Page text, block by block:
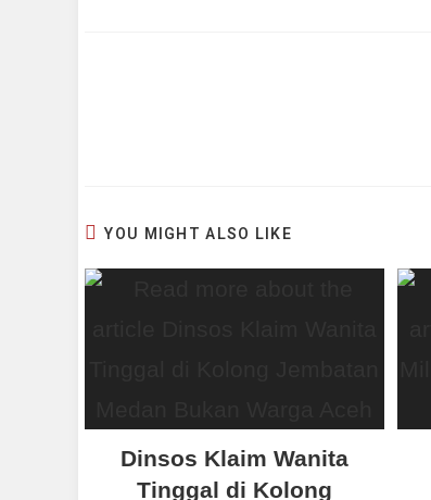
YOU MIGHT ALSO LIKE
Dinsos Klaim Wanita
Tinggal di Kolong